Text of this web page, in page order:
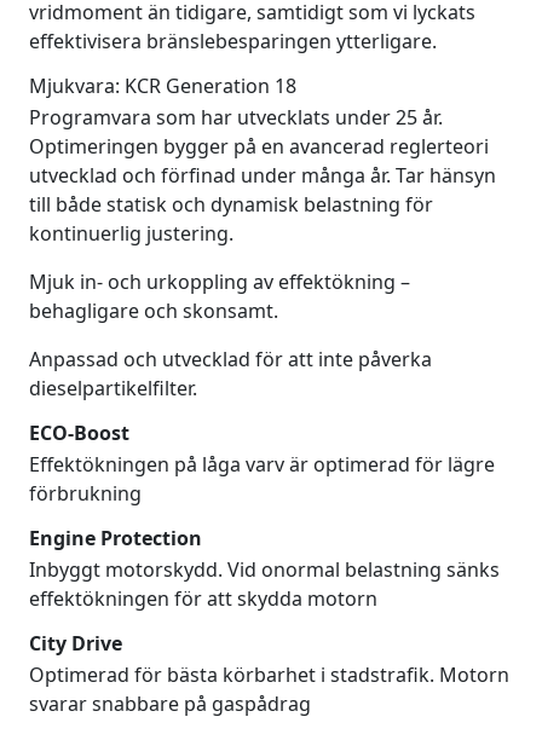
vridmoment än tidigare, samtidigt som vi lyckats
effektivisera bränslebesparingen ytterligare.
Mjukvara: KCR Generation 18
Programvara som har utvecklats under 25 år.
Optimeringen bygger på en avancerad reglerteori
utvecklad och förfinad under många år. Tar hänsyn
till både statisk och dynamisk belastning för
kontinuerlig justering.
Mjuk in- och urkoppling av effektökning –
behagligare och skonsamt.
Anpassad och utvecklad för att inte påverka
dieselpartikelfilter.
ECO-Boost
Effektökningen på låga varv är optimerad för lägre
förbrukning
Engine Protection
Inbyggt motorskydd. Vid onormal belastning sänks
effektökningen för att skydda motorn
City Drive
Optimerad för bästa körbarhet i stadstrafik. Motorn
svarar snabbare på gaspådrag